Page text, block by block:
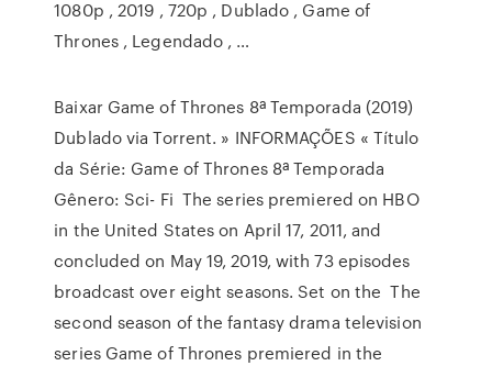
1080p , 2019 , 720p , Dublado , Game of
Thrones , Legendado , …
Baixar Game of Thrones 8ª Temporada (2019)
Dublado via Torrent. » INFORMAÇÕES « Título
da Série: Game of Thrones 8ª Temporada
Gênero: Sci- Fi The series premiered on HBO
in the United States on April 17, 2011, and
concluded on May 19, 2019, with 73 episodes
broadcast over eight seasons. Set on the The
second season of the fantasy drama television
series Game of Thrones premiered in the